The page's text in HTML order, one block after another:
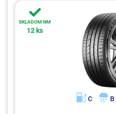
SKLADOM NM
12 ks
C B